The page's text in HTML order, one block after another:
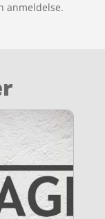
anmeldelse.